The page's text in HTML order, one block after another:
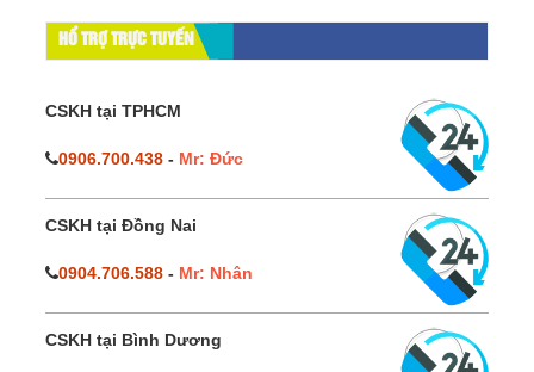
HỔ TRỢ TRỰC TUYẾN
CSKH tại TPHCM
0906.700.438 - Mr: Đức
CSKH tại Đồng Nai
0904.706.588 - Mr: Nhân
CSKH tại Bình Dương